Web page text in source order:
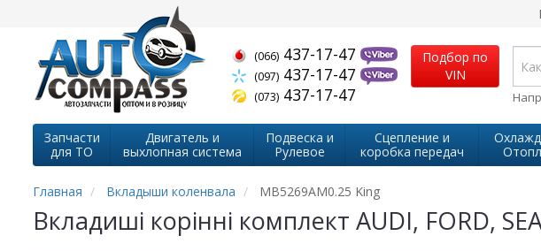
(066) 437-17-47
(097) 437-17-47
(073) 437-17-47
Подбор по
VIN
Запчасти
для ТО
Двигатель и
выхлопная система
Подвеска и
Рулевое
Сцепление и
коробка передач
Главная Вкладыши коленвала MB5269AM0.25 King
Вкладиші корінні комплект AUDI, FORD,